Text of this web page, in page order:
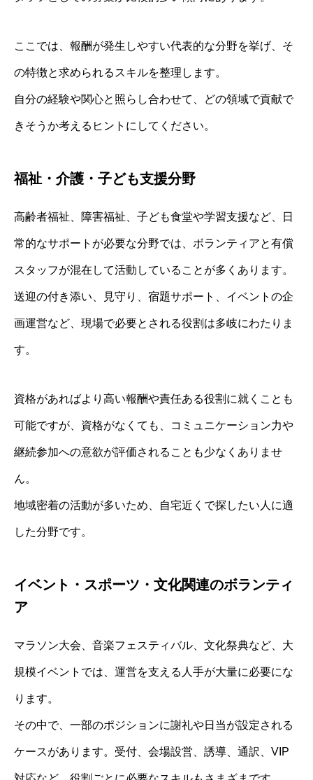
ここでは、報酬が発生しやすい代表的な分野を挙げ、そ
の特徴と求められるスキルを整理します。
自分の経験や関心と照らし合わせて、どの領域で貢献で
きそうか考えるヒントにしてください。
福祉・介護・子ども支援分野
高齢者福祉、障害福祉、子ども食堂や学習支援など、日
常的なサポートが必要な分野では、ボランティアと有償
スタッフが混在して活動していることが多くあります。
送迎の付き添い、見守り、宿題サポート、イベントの企
画運営など、現場で必要とされる役割は多岐にわたりま
す。
資格があればより高い報酬や責任ある役割に就くことも
可能ですが、資格がなくても、コミュニケーション力や
継続参加への意欲が評価されることも少なくありませ
ん。
地域密着の活動が多いため、自宅近くで探したい人に適
した分野です。
イベント・スポーツ・文化関連のボランティ
ア
マラソン大会、音楽フェスティバル、文化祭典など、大
規模イベントでは、運営を支える人手が大量に必要にな
ります。
その中で、一部のポジションに謝礼や日当が設定される
ケースがあります。受付、会場設営、誘導、通訳、VIP